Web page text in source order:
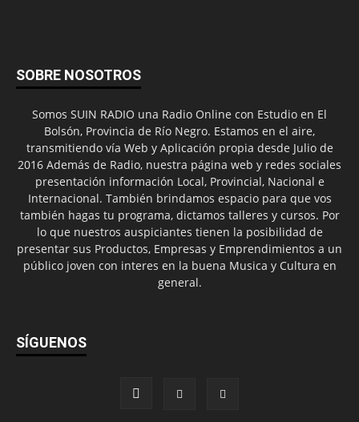
SOBRE NOSOTROS
Somos SUIN RADIO una Radio Online con Estudio en El
Bolsón, Provincia de Río Negro. Estamos en el aire,
transmitiendo vía Web y Aplicación propia desde Julio de
2016 Además de Radio, nuestra página web y redes sociales
presentación información Local, Provincial, Nacional e
Internacional. También brindamos espacio para que vos
también hagas tu programa, dictamos talleres y cursos. Por
lo que nuestros auspiciantes tienen la posibilidad de
presentar sus Productos, Empresas y Emprendimientos a un
público joven con interes en la buena Musica y Cultura en
general.
SÍGUENOS